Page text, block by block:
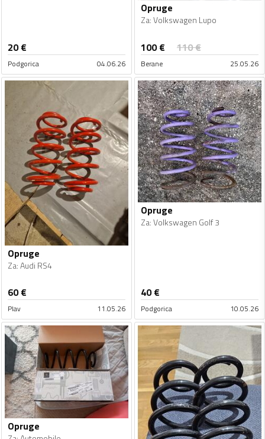
20€
Podgorica 04.06.26
Opruge
Za:Volkswagen Lupo
100€ 110€
Berane 25.05.26
Opruge
Za:Audi RS4
60€
Plav 11.05.26
Opruge
Za:Volkswagen Golf 3
40€
Podgorica 10.05.26
Opruge